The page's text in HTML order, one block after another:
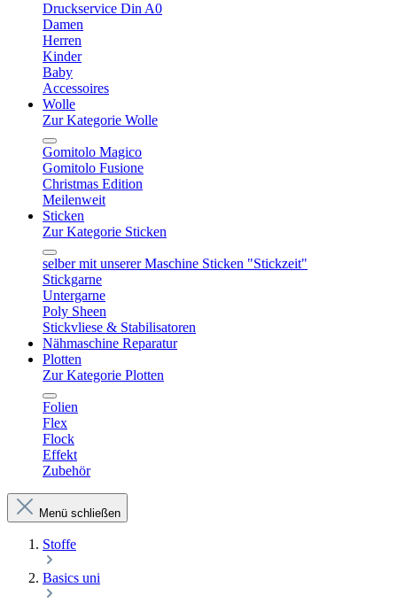
Druckservice Din A0
Damen
Herren
Kinder
Baby
Accessoires
Wolle
Zur Kategorie Wolle
Gomitolo Magico
Gomitolo Fusione
Christmas Edition
Meilenweit
Sticken
Zur Kategorie Sticken
selber mit unserer Maschine Sticken "Stickzeit"
Stickgarne
Untergarne
Poly Sheen
Stickvliese & Stabilisatoren
Nähmaschine Reparatur
Plotten
Zur Kategorie Plotten
Folien
Flex
Flock
Effekt
Zubehör
Menü schließen
Stoffe
Basics uni